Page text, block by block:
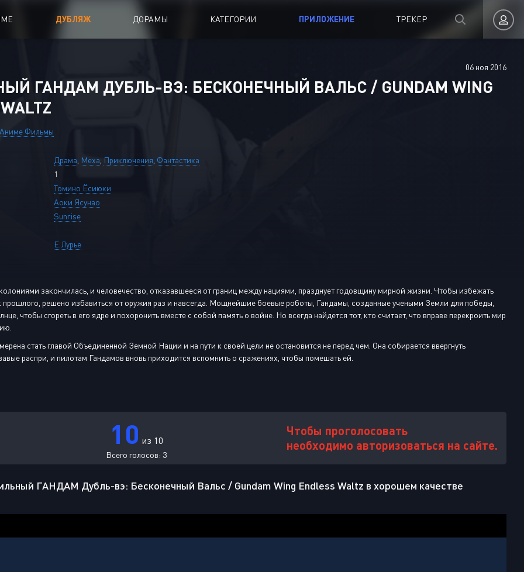
ДУБЛЯЖ ДОРАМЫ КАТЕГОРИИ
Аниме Фильмы
ПРИЛОЖЕНИЕ ТРЕКЕР
Авторизация
06 ноя 2016
ГАНДАМ ДУБЛЬ-ВЭ: БЕСКОНЕЧНЫЙ ВАЛЬС / GUNDAM WING
Аниме Фильмы
Драма Меха Приключения Фантастика
1
Томино Ёсиюки
Аоки Ясунао
Sunrise
Е.Лурье
закончилась, и человечество, отказавшееся от границ между нациями, празднует годовщину мирной жизни. Чтобы избежать
решено избавиться от оружия раз и навсегда. Мощнейшие боевые роботы, Гандамы, созданные учеными Земли для победы,
чтобы сгореть в его ядре и похоронить вместе с собой память о войне. Но всегда найдется тот, кто считает, что вправе перекроить мир
стать главой Объединенной Земной Нации и на пути к своей цели не остановится не перед чем. Она собирается ввергнуть
распри, и пилотам Гандамов вновь приходится вспомнить о сражениях, чтобы помешать ей.
10 из 10
Всего голосов: 3
Чтобы проголосовать
необходимо авторизоваться на сайте.
ГАНДАМ Дубль-вэ: Бесконечный Вальс / Gundam Wing Endless Waltz в хорошем качестве